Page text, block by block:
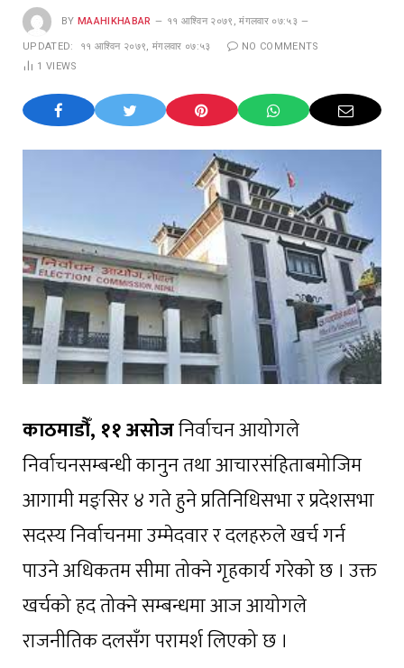
BY MAAHIKHABAR ११ आश्विन २०७९, मंगलवार ०७:५३
UPDATED: ११ आश्विन २०७९, मंगलवार ०७:५३
NO COMMENTS
1VIEWS
काठमाडौँ, ११ असोजनिर्वाचन आयोगले
निर्वाचनसम्बन्धी कानुन तथा आचारसंहिताबमोजिम
आगामी मङ्सिर ४ गते हुने प्रतिनिधिसभा र प्रदेशसभा
सदस्य निर्वाचनमा उम्मेदवार र दलहरुले खर्च गर्न
पाउने अधिकतम सीमा तोक्ने गृहकार्य गरेको छ । उक्त
खर्चको हद तोक्ने सम्बन्धमा आज आयोगले
राजनीतिक दलसँग परामर्श लिएको छ ।